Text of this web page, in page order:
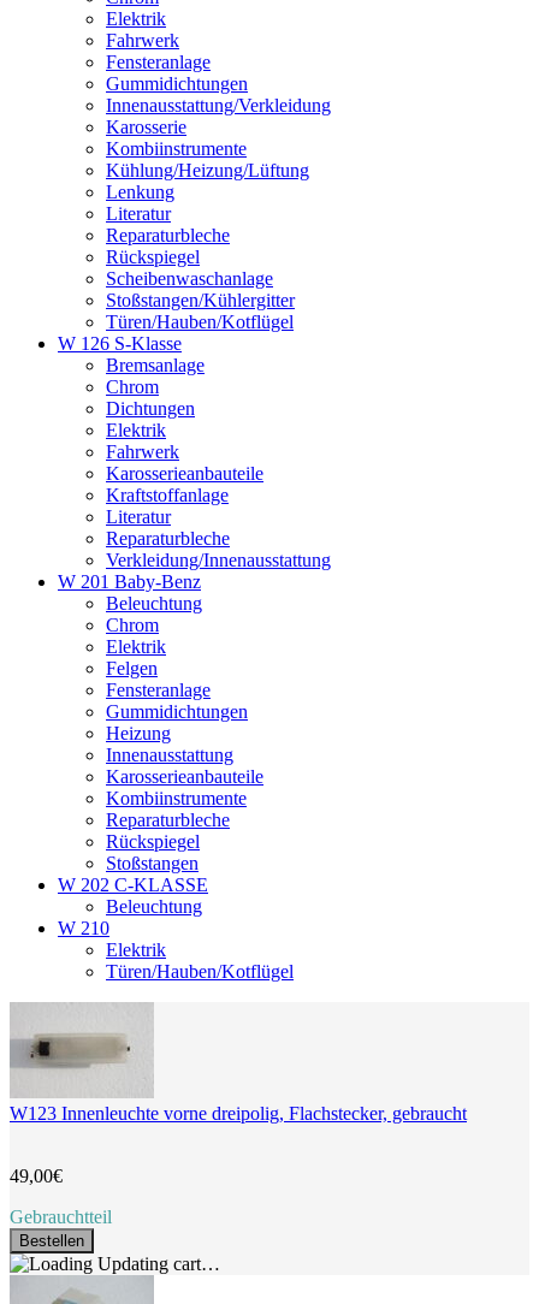
Elektrik
Fahrwerk
Fensteranlage
Gummidichtungen
Innenausstattung/Verkleidung
Karosserie
Kombiinstrumente
Kühlung/Heizung/Lüftung
Lenkung
Literatur
Reparaturbleche
Rückspiegel
Scheibenwaschanlage
Stoßstangen/Kühlergitter
Türen/Hauben/Kotflügel
W 126 S-Klasse
Bremsanlage
Chrom
Dichtungen
Elektrik
Fahrwerk
Karosserieanbauteile
Kraftstoffanlage
Literatur
Reparaturbleche
Verkleidung/Innenausstattung
W 201 Baby-Benz
Beleuchtung
Chrom
Elektrik
Felgen
Fensteranlage
Gummidichtungen
Heizung
Innenausstattung
Karosserieanbauteile
Kombiinstrumente
Reparaturbleche
Rückspiegel
Stoßstangen
W 202 C-KLASSE
Beleuchtung
W 210
Elektrik
Türen/Hauben/Kotflügel
W123 Innenleuchte vorne dreipolig, Flachstecker, gebraucht
49,00€
Gebrauchtteil
Bestellen
Updating cart…